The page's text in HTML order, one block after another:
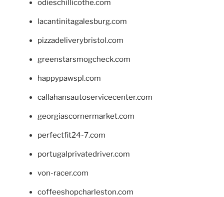
odieschillicothe.com
lacantinitagalesburg.com
pizzadeliverybristol.com
greenstarsmogcheck.com
happypawspl.com
callahansautoservicecenter.com
georgiascornermarket.com
perfectfit24-7.com
portugalprivatedriver.com
von-racer.com
coffeeshopcharleston.com